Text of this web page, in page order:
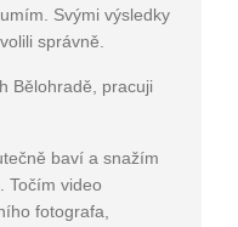
Svými výsledky
správně.
Bělohradě, pracuji
baví a snažím
Točím video
fotografa,